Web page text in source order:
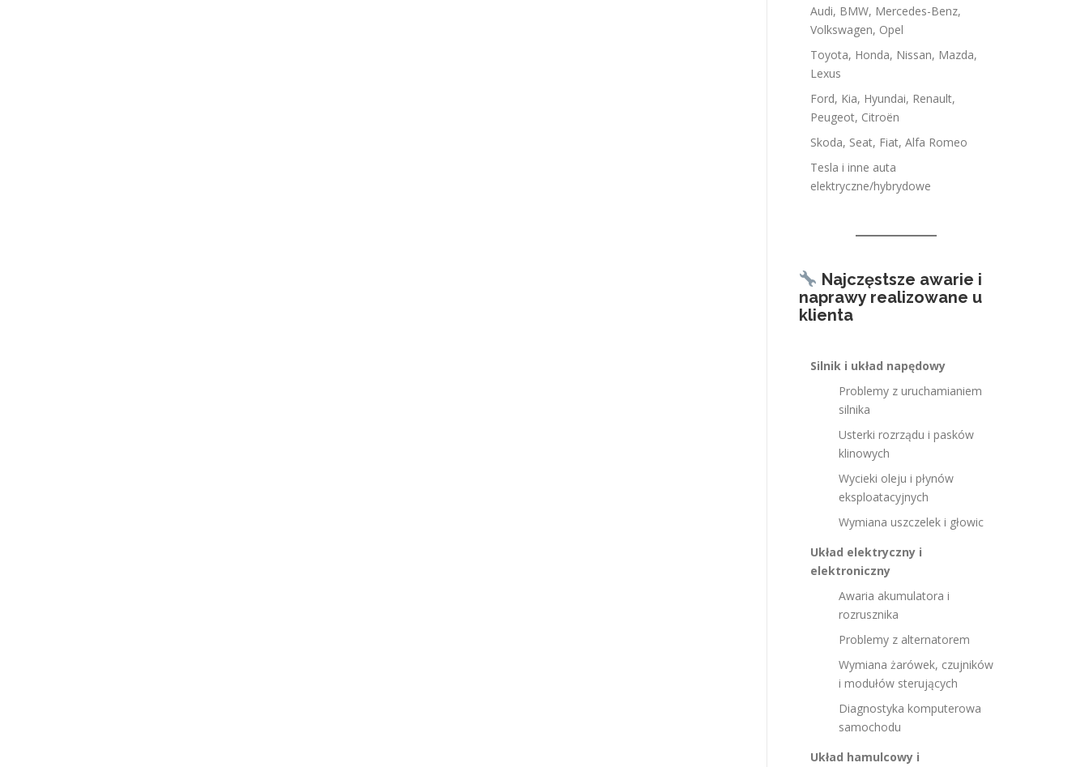
Audi, BMW, Mercedes-Benz,
Volkswagen, Opel
Toyota, Honda, Nissan, Mazda,
Lexus
Ford, Kia, Hyundai, Renault,
Peugeot, Citroën
Skoda, Seat, Fiat, Alfa Romeo
Tesla i inne auta
elektryczne/hybrydowe
Najczęstsze awarie i
naprawy realizowane u
klienta
Silnik i układ napędowy
Problemy z uruchamianiem
silnika
Usterki rozrządu i pasków
klinowych
Wycieki oleju i płynów
eksploatacyjnych
Wymiana uszczelek i głowic
Układ elektryczny i
elektroniczny
Awaria akumulatora i
rozrusznika
Problemy z alternatorem
Wymiana żarówek, czujników
i modułów sterujących
Diagnostyka komputerowa
samochodu
Układ hamulcowy i